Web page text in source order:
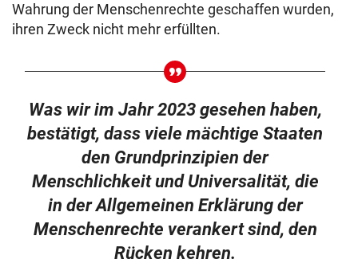
Wahrung der Menschenrechte geschaffen wurden,
ihren Zweck nicht mehr erfüllten.
Was wir im Jahr 2023 gesehen haben,
bestätigt, dass viele mächtige Staaten
den Grundprinzipien der
Menschlichkeit und Universalität, die
in der Allgemeinen Erklärung der
Menschenrechte verankert sind, den
Rücken kehren.